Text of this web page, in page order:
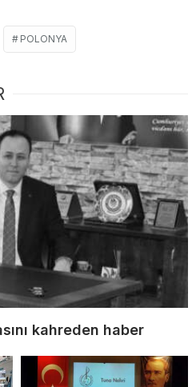
POLONYA
kahreden haber